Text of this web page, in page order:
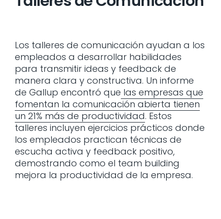
Los talleres de comunicación ayudan a los
empleados a desarrollar habilidades
para transmitir ideas y feedback de
manera clara y constructiva. Un informe
de Gallup encontró que las empresas que
fomentan la comunicación abierta tienen
un 21% más de productividad. Estos
talleres incluyen ejercicios prácticos donde
los empleados practican técnicas de
escucha activa y feedback positivo,
demostrando como el team building
mejora la productividad de la empresa.